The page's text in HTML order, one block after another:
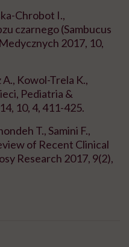
Chrobot I.,
czarnego (Sambucus
2017, 10,
Kowol-Trela K.,
Pediatria &
10, 4, 411-425.
T., Samini F.,
of Recent Clinical
Research 2017, 9(2),